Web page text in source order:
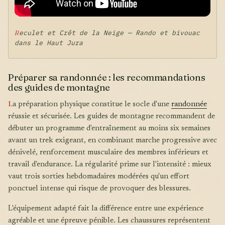
Reculet et Crêt de la Neige — Rando et bivouac
dans le Haut Jura
Préparer sa randonnée : les recommandations
des guides de montagne
La préparation physique constitue le socle d'une randonnée
réussie et sécurisée. Les guides de montagne recommandent de
débuter un programme d'entraînement au moins six semaines
avant un trek exigeant, en combinant marche progressive avec
dénivelé, renforcement musculaire des membres inférieurs et
travail d'endurance. La régularité prime sur l'intensité : mieux
vaut trois sorties hebdomadaires modérées qu'un effort
ponctuel intense qui risque de provoquer des blessures.
L'équipement adapté fait la différence entre une expérience
agréable et une épreuve pénible. Les chaussures représentent